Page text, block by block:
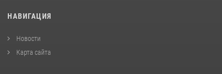
НАВИГАЦИЯ
Новости
Карта сайта